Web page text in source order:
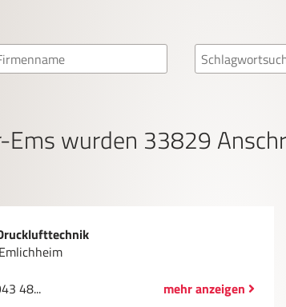
Ems wurden 33829
48...
mehr anzeigen